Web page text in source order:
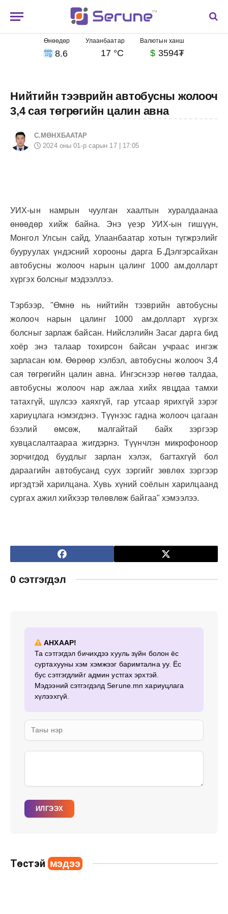
Өнөөдөр
8.6
Улаанбаатар
17 °C
Валютын ханш
$ 3594₮
Нийтийн тээврийн автобусны жолооч
3,4 сая төгрөгийн цалин авна
С.МӨНХБААТАР
2024 оны 01-р сарын 17 | 17:05
УИХ-ын намрын чуулган хаалтын хуралдаанаа
өнөөдөр хийж байна. Энэ үеэр УИХ-ын гишүүн,
Монгол Улсын сайд, Улаанбаатар хотын түгжрэлийг
бууруулах үндэсний хорооны дарга Б.Дэлгэрсайхан
автобусны жолооч нарын цалинг 1000 ам.долларт
хүргэх болсныг мэдээллээ.
Тэрбээр, "Өмнө нь нийтийн тээврийн автобусны
жолооч нарын цалинг 1000 ам.долларт хүргэх
болсныг зарлаж байсан. Нийслэлийн Засаг дарга бид
хоёр энэ талаар тохирсон байсан учраас ингэж
зарласан юм. Өөрөөр хэлбэл, автобусны жолооч 3,4
сая төгрөгийн цалин авна. Ингэснээр нөгөө талдаа,
автобусны жолооч нар ажлаа хийх явцдаа тамхи
татахгүй, шүлсээ хаяхгүй, гар утсаар ярихгүй зэрэг
хариуцлага нэмэгдэнэ. Түүнээс гадна жолооч цагаан
бээлий өмсөж, малгайтай байх зэргээр
хувцаслалтаараа жигдэрнэ. Түүнчлэн микрофоноор
зорчигдод буудлыг зарлан хэлэх, багтахгүй бол
дараагийн автобусанд суух зэргийг зөвлөх зэргээр
иргэдтэй харилцана. Хувь хүний соёлын харилцаанд
сургах ажил хийхээр төлөвлөж байгаа" хэмээлээ.
0 сэтгэгдэл
АНХААР!
Та сэтгэгдэл бичихдээ хууль зүйн болон ёс
суртахууны хэм хэмжээг баримтална уу. Ёс
бус сэтгэгдлийг админ устгах эрхтэй.
Мэдээний сэтгэгдэлд Serune.mn хариуцлага
хүлээхгүй.
ИЛГЭЭХ
Төстэй мэдээ